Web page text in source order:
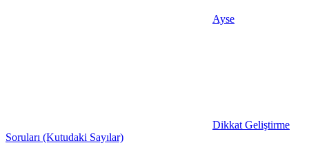
Ayse
Dikkat Geliştirme
Soruları (Kutudaki Sayılar)